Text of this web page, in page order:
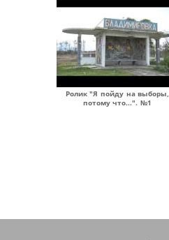
Ролик "Я пойду на выборы,
потому что...". №1